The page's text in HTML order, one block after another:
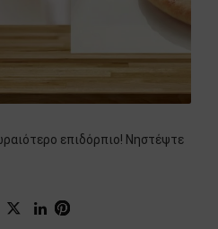
επιδόρπιο! Νηστέψτε